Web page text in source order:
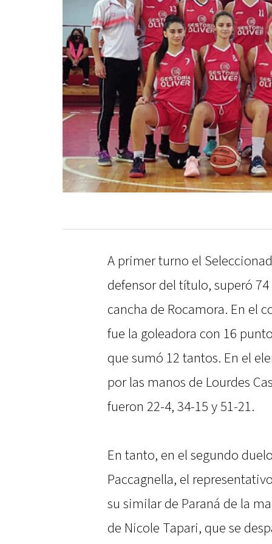
A primer turno el
defensor del título, superó
cancha de Rocamora. En el
fue la goleadora con 16
que sumó 12 tantos. En el
por las manos de Lourdes
fueron 22-4, 34-15 y 51-21.
En tanto, en el segundo
Paccagnella, el
su similar de Paraná de la
de Nicole Tapari, que se